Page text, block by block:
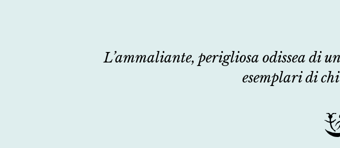
L’ammaliante, perigliosa odissea di
esemplari di